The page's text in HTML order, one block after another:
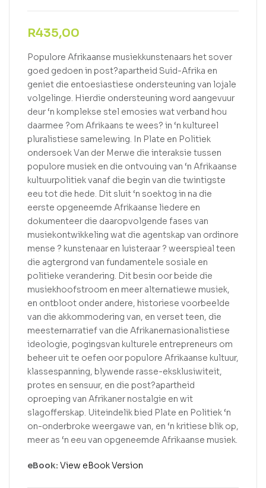
R435,00
Populore Afrikaanse musiekkunstenaars het sover
goed gedoen in post?apartheid Suid-Afrika en
geniet die entoesiastiese ondersteuning van lojale
volgelinge. Hierdie ondersteuning word aangevuur
deur ‘n komplekse stel emosies wat verband hou
daarmee ?om Afrikaans te wees? in ‘n kultureel
pluralistiese samelewing. In Plate en Politiek
ondersoek Van der Merwe die interaksie tussen
populore musiek en die ontvouing van ‘n Afrikaanse
kultuurpolitiek vanaf die begin van die twintigste
eeu tot die hede. Dit sluit ‘n soektog in na die
eerste opgeneemde Afrikaanse liedere en
dokumenteer die daaropvolgende fases van
musiekontwikkeling wat die agentskap van ordinore
mense ? kunstenaar en luisteraar ? weerspieal teen
die agtergrond van fundamentele sosiale en
politieke verandering. Dit besin oor beide die
musiekhoofstroom en meer alternatiewe musiek,
en ontbloot onder andere, historiese voorbeelde
van die akkommodering van, en verset teen, die
meesternarratief van die Afrikanernasionalistiese
ideologie, pogingsvan kulturele entrepreneurs om
beheer uit te oefen oor populore Afrikaanse kultuur,
klassespanning, blywende rasse-eksklusiwiteit,
protes en sensuur, en die post?apartheid
oproeping van Afrikaner nostalgie en wit
slagofferskap. Uiteindelik bied Plate en Politiek ‘n
on-onderbroke weergawe van, en ‘n kritiese blik op,
meer as ‘n eeu van opgeneemde Afrikaanse musiek.
eBook: View eBook Version